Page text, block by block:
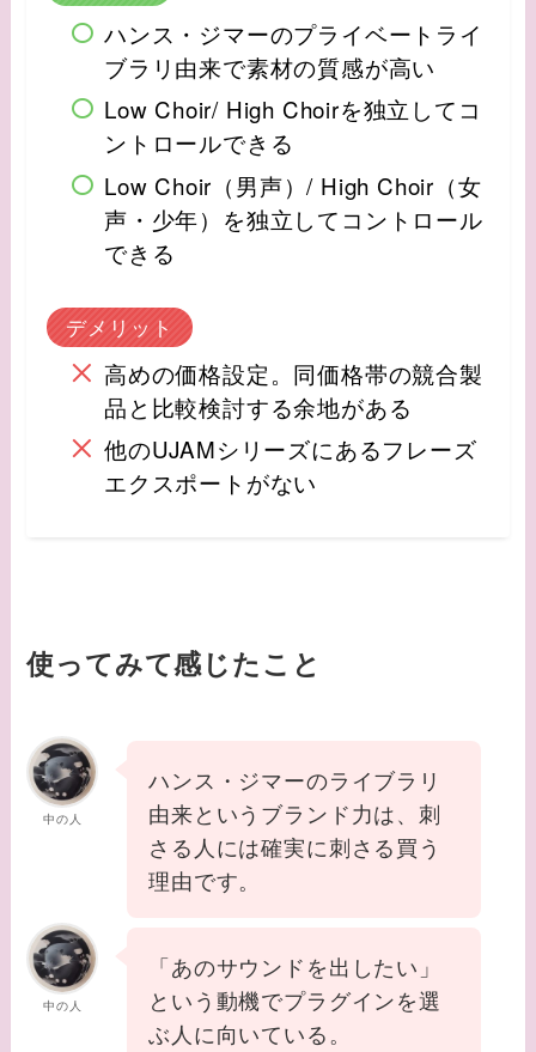
ハンス・ジマーのプライベートライ
ブラリ由来で素材の質感が高い
Low Choir/ High Choirを独立してコ
ントロールできる
Low Choir（男声）/ High Choir（女
声・少年）を独立してコントロール
できる
デメリット
高めの価格設定。同価格帯の競合製
品と比較検討する余地がある
他のUJAMシリーズにあるフレーズ
エクスポートがない
使ってみて感じたこと
中の人
ハンス・ジマーのライブラリ
由来というブランド力は、刺
さる人には確実に刺さる買う
理由です。
中の人
「あのサウンドを出したい」
という動機でプラグインを選
ぶ人に向いている。